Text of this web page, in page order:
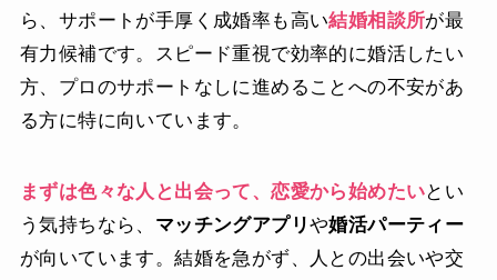
ら、サポートが手厚く成婚率も高い結婚相談所が最
有力候補です。スピード重視で効率的に婚活したい
方、プロのサポートなしに進めることへの不安があ
る方に特に向いています。
まずは色々な人と出会って、恋愛から始めたいとい
う気持ちなら、 マッチングアプリや婚活パーティー
が向いています。結婚を急がず、人との出会いや交